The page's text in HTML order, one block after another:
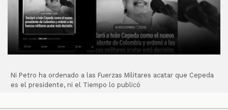
Ni Petro ha ordenado a las Fuerzas Militares acatar que Cepeda
es el presidente, ni el Tiempo lo publicó